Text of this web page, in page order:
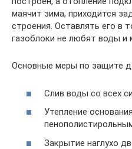
маячит зима, приходится
строения. Оставлять его в
газоблоки не любят воды и
Основные меры по защите
Слив воды со всех
Утепление
Закрытие наглухо